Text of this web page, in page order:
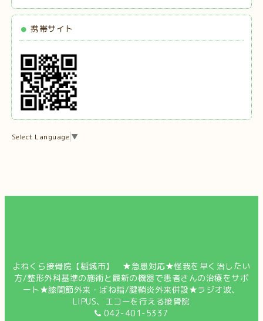
携帯サイト
Select Language ▼
よねくら接骨院【稲城市】 ★急患対応★怪我を早く治したい
方/整形外科基準の施術と最新の機器で患者さんの治療をサポ
ート★膝関節外来・ばね指/腱鞘炎外来併設★ラジオ波、
LIPUS、エコーを行える接骨院
042-401-5337